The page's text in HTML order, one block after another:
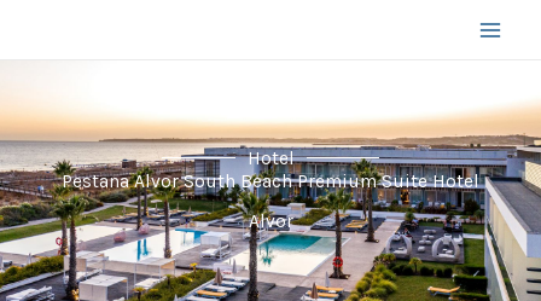
Hotel
Pestana Alvor South Beach Premium Suite Hotel
Alvor